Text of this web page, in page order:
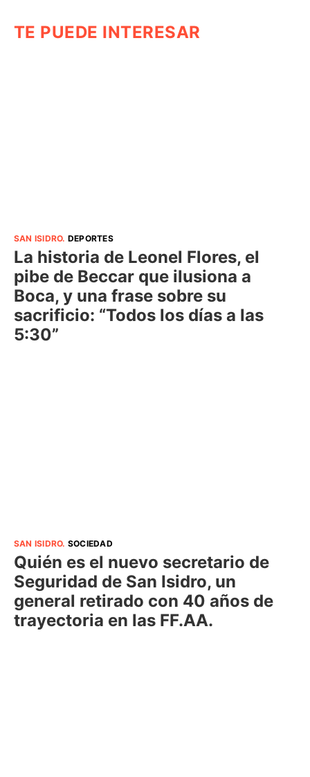
TE PUEDE INTERESAR
SAN ISIDRO. DEPORTES
La historia de Leonel Flores, el
pibe de Beccar que ilusiona a
Boca, y una frase sobre su
sacrificio: “Todos los días a las
5:30”
SAN ISIDRO. SOCIEDAD
Quién es el nuevo secretario de
Seguridad de San Isidro, un
general retirado con 40 años de
trayectoria en las FF.AA.